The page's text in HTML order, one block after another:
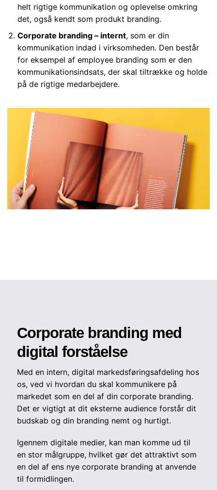
helt rigtige kommunikation og oplevelse omkring
det, også kendt som produkt branding.
Corporate branding – internt, som er din
kommunikation indad i virksomheden. Den består
for eksempel af employee branding som er den
kommunikationsindsats, der skal tiltrække og holde
på de rigtige medarbejdere.
Corporate branding med
digital forståelse
Med en intern, digital markedsføringsafdeling hos
os, ved vi hvordan du skal kommunikere på
markedet som en del af din corporate branding.
Det er vigtigt at dit eksterne audience forstår dit
budskab og din branding nemt og hurtigt.
Igennem digitale medier, kan man komme ud til
en stor målgruppe, hvilket gør det attraktivt som
en del af ens nye corporate branding at anvende
til formidlingen.